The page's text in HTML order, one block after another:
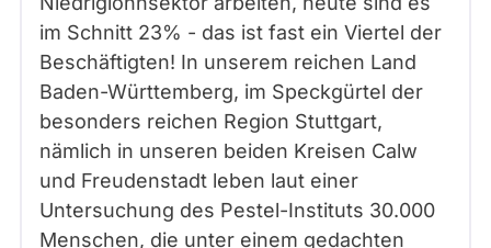
im Schnitt 23% - das ist fast ein Viertel der
Beschäftigten! In unserem reichen Land
Baden-Württemberg, im Speckgürtel der
besonders reichen Region Stuttgart,
nämlich in unseren beiden Kreisen Calw
und Freudenstadt leben laut einer
Untersuchung des Pestel-Instituts 30.000
Menschen, die unter einem gedachten